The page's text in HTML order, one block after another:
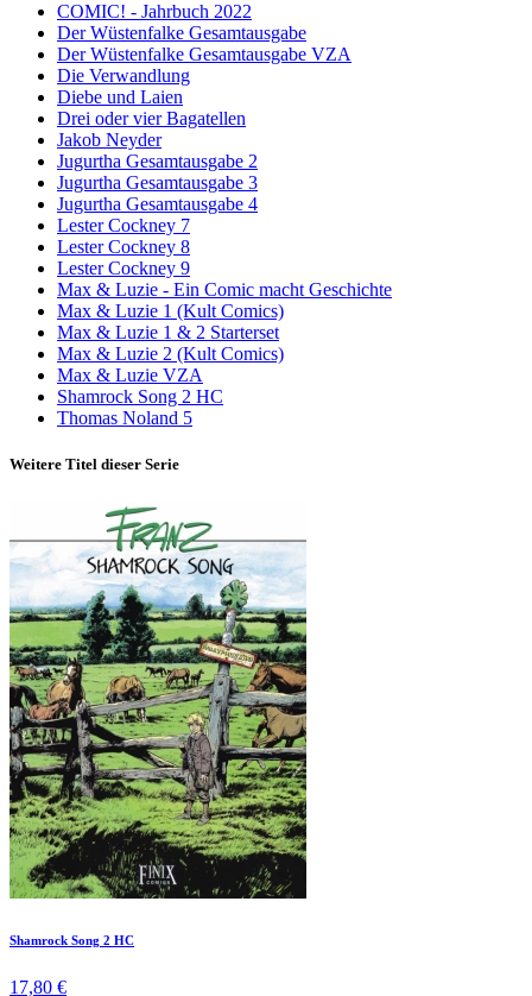
COMIC! - Jahrbuch 2022
Der Wüstenfalke Gesamtausgabe
Der Wüstenfalke Gesamtausgabe VZA
Die Verwandlung
Diebe und Laien
Drei oder vier Bagatellen
Jakob Neyder
Jugurtha Gesamtausgabe 2
Jugurtha Gesamtausgabe 3
Jugurtha Gesamtausgabe 4
Lester Cockney 7
Lester Cockney 8
Lester Cockney 9
Max & Luzie - Ein Comic macht Geschichte
Max & Luzie 1 (Kult Comics)
Max & Luzie 1 & 2 Starterset
Max & Luzie 2 (Kult Comics)
Max & Luzie VZA
Shamrock Song 2 HC
Thomas Noland 5
Weitere Titel dieser Serie
Shamrock Song 2 HC
17,80 €